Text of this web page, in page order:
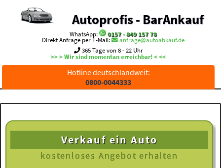
Autoprofis - BarAnkauf
WhatsApp:
0157 - 849 157 78
Direkt Anfrage per E-Mail:
anfrage@autoabkauf.de
365 Tage von 8 - 22 Uhr
>> > Wir sind momentan erreichbar! < <<
Hotline deutschlandweit:
0800-0044333
Verkauf ein Auto
kostenloses Angebot erhalten